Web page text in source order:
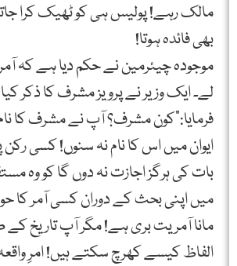
مالک رہے! پولیس ہی کو ٹھیک کرا
بھی فائدہ ہوتا!
موجودہ چیئرمین نے حکم دیا ہے کہ آمر
لے۔ ایک وزیر نے پرویز مشرف کا ذکر
فرمایا:”کون مشرف؟ آپ نے مشرف کا نام
ایوان میں اس کا نام نہ سنوں! کسی
بات کی ہرگز اجازت نہ دوں گا کو وہ
میں اپنی بحث کے دوران کسی آمر کا
مانا آمریت بری ہے! مگر آپ تاریخ
الفاظ کیسے کھرچ سکتے ہیں! امرِ